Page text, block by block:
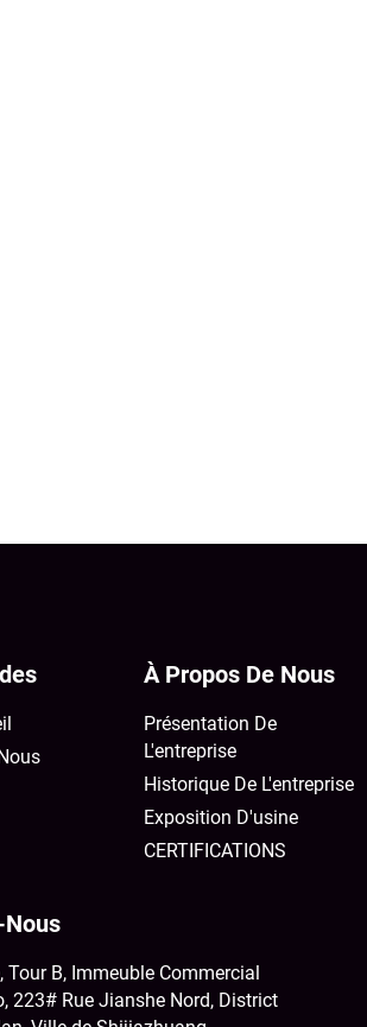
À Propos De Nous
Présentation De
L'entreprise
Historique De L'entreprise
Exposition D'usine
CERTIFICATIONS
Tour B, Immeuble Commercial
223# Rue Jianshe Nord, District